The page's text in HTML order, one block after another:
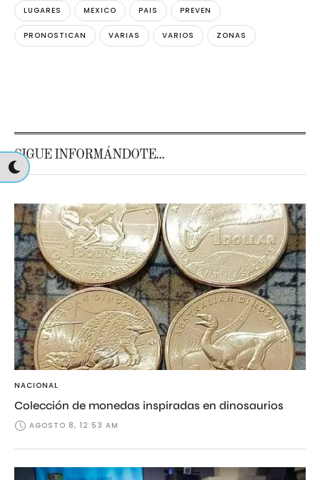
LUGARES MEXICO PAIS PREVEN
PRONOSTICAN VARIAS VARIOS ZONAS
SIGUE INFORMÁNDOTE...
NACIONAL
Colección de monedas inspiradas en dinosaurios
AGOSTO 8, 12:53 AM